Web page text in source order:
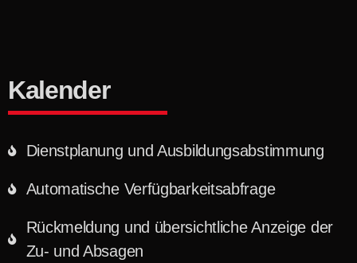
Kalender
Dienstplanung und Ausbildungsabstimmung
Automatische Verfügbarkeitsabfrage
Rückmeldung und übersichtliche Anzeige der
Zu- und Absagen